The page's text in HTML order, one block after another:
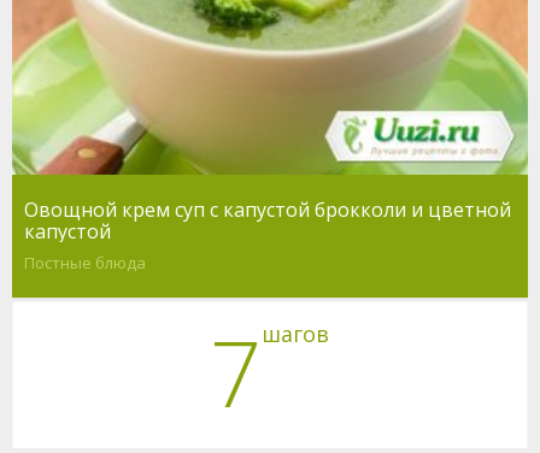
Овощной крем суп с капустой брокколи и цветной
капустой
Постные блюда
7 шагов